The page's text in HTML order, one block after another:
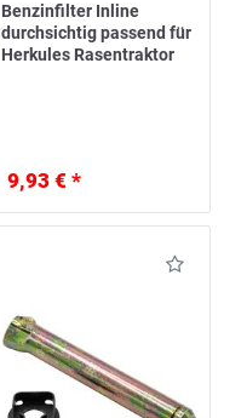
Benzinfilter Inline
durchsichtig passend für
Herkules Rasentraktor
9,93 € *